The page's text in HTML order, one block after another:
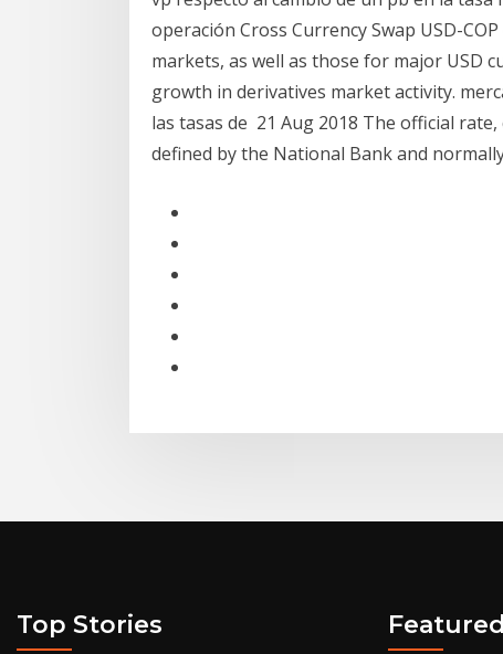
operación Cross Currency Swap USD-
markets, as well as those for major USD
growth in derivatives market activity.
las tasas de 21 Aug 2018 The official
defined by the National Bank and
Top Stories